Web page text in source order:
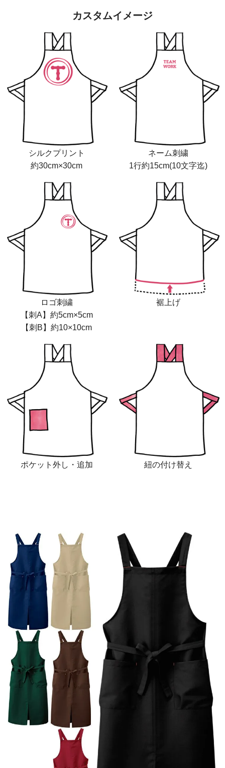
カスタムイメージ
シルクプリント
約30cm×30cm
ネーム刺繍
1行約15cm(10文字迄)
ロゴ刺繍
【刺A】約5cm×5cm
【刺B】約10×10cm
裾上げ
ポケット外し・追加 紐の付け替え